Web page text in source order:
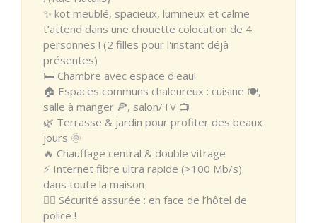
✨ kot meublé, spacieux, lumineux et calme
t’attend dans une chouette colocation de 4
personnes ! (2 filles pour l'instant déjà
présentes)
🛏️ Chambre avec espace d'eau!
🏠 Espaces communs chaleureux : cuisine 🍽️,
salle à manger 🍕, salon/TV 📺
🌿 Terrasse & jardin pour profiter des beaux
jours 🌞
🔥 Chauffage central & double vitrage
⚡ Internet fibre ultra rapide (>100 Mb/s)
dans toute la maison
👮‍♂️ Sécurité assurée : en face de l’hôtel de
police !